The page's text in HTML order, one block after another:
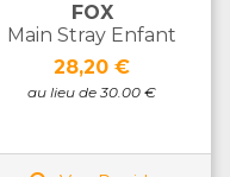
FOX
Main Stray Enfant
Prix
28,20 €
au lieu de 30.00 €